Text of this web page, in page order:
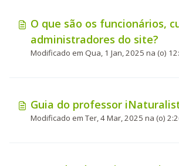
O que são os funcionários,
administradores do site?
Modificado em Qua, 1 Jan, 2025 na (o)
Guia do professor
Modificado em